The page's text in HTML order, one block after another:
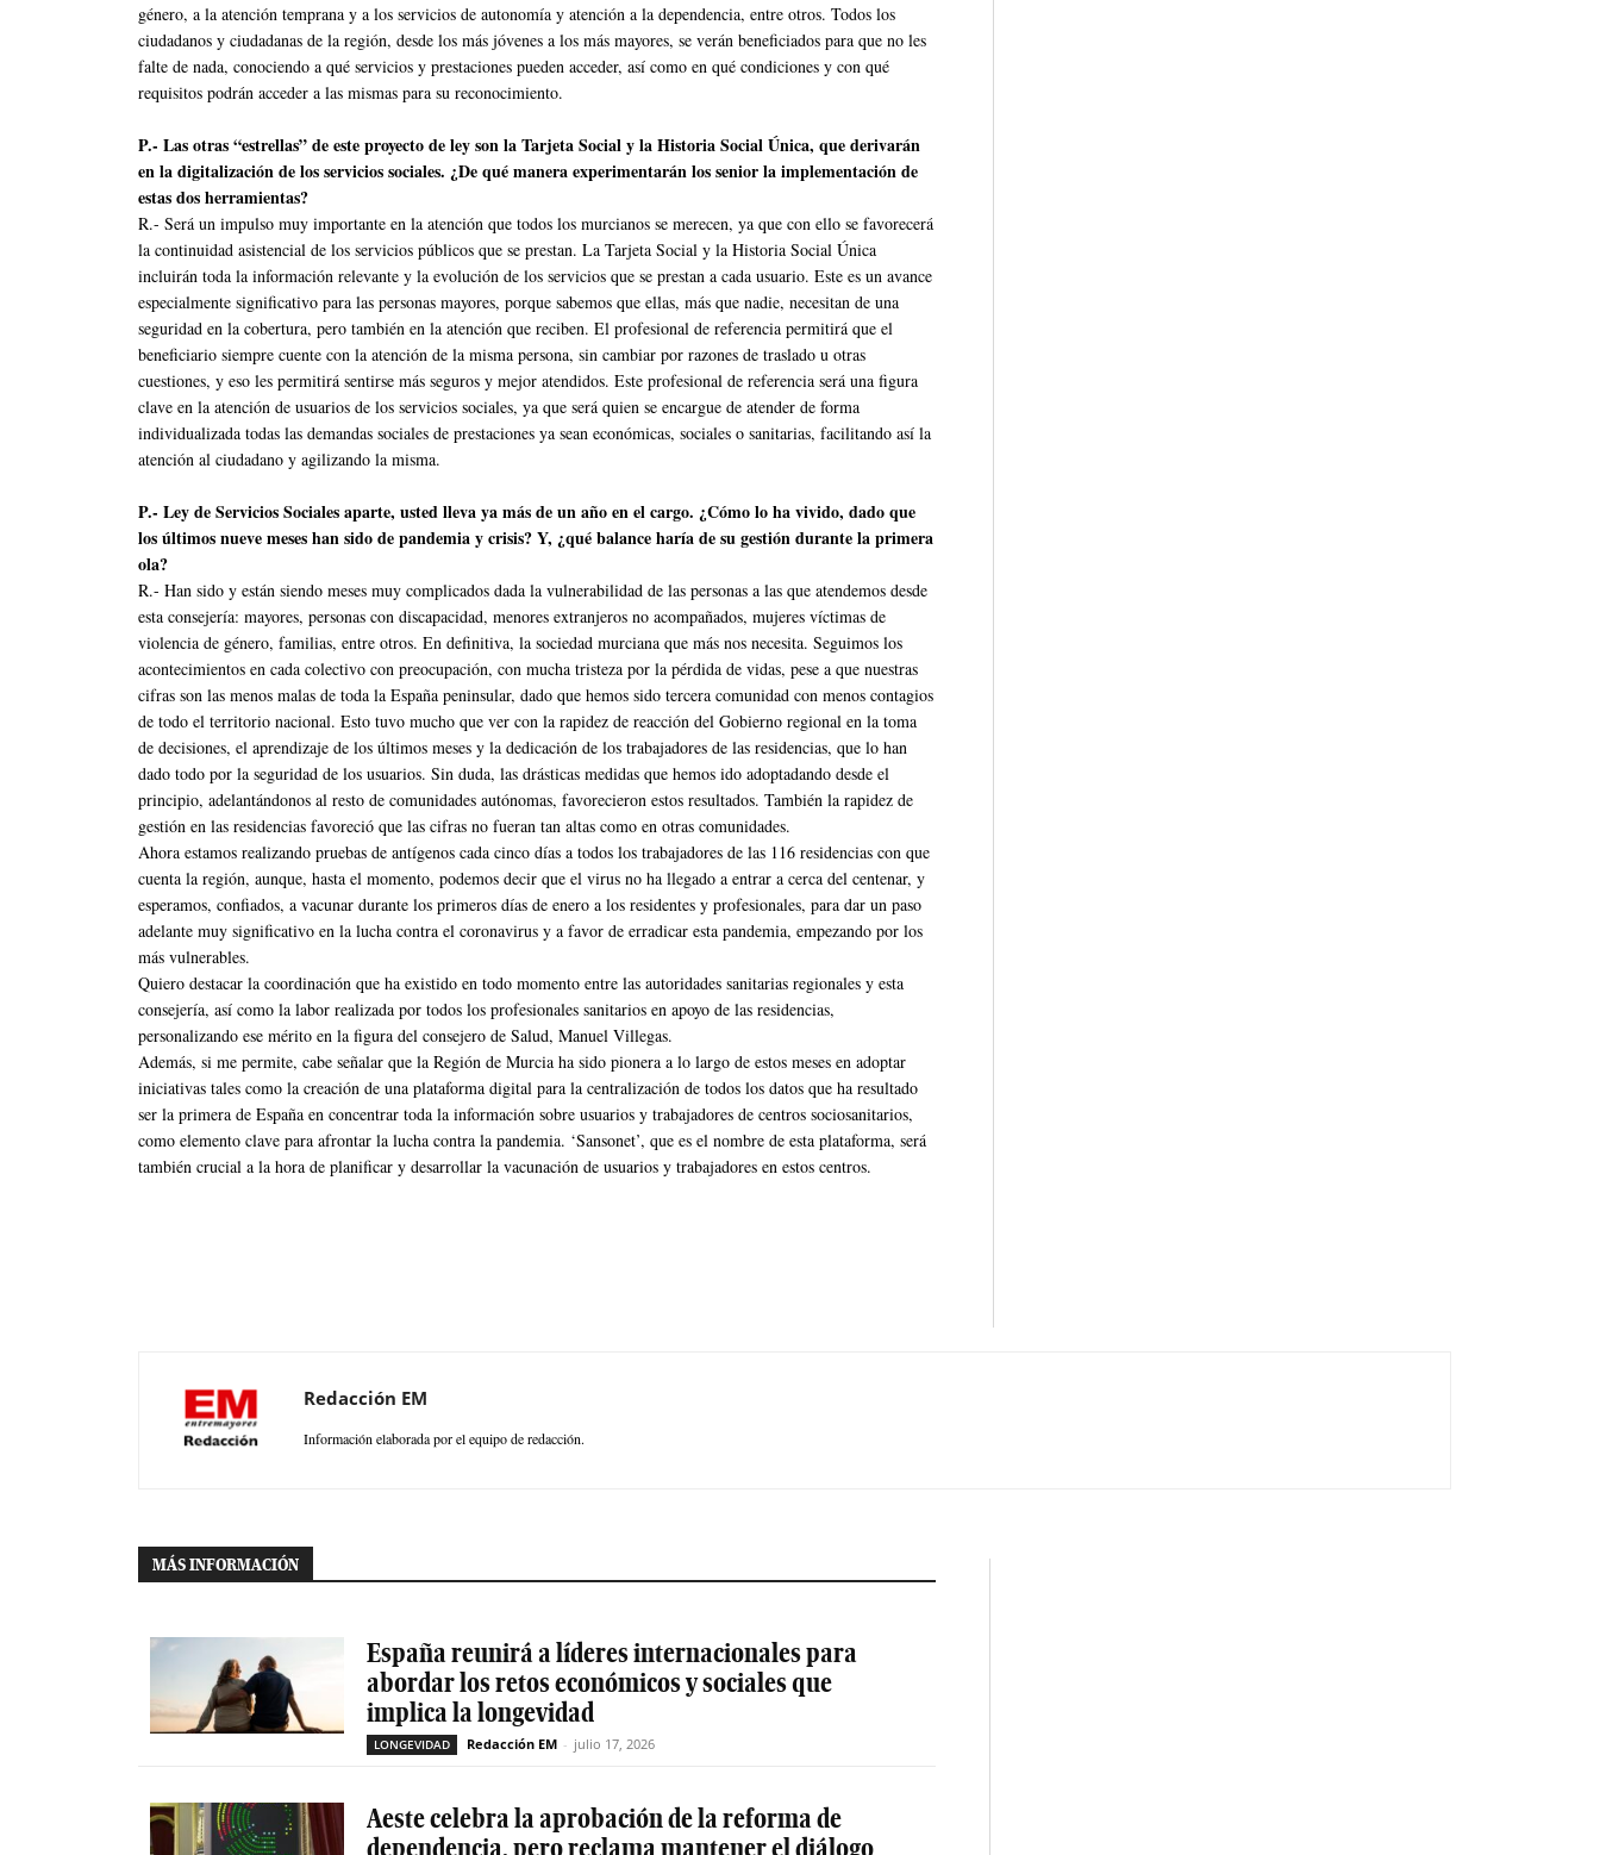
género, a la atención temprana y a los servicios de autonomía y atención a la dependencia, entre otros. Todos los
ciudadanos y ciudadanas de la región, desde los más jóvenes a los más mayores, se verán beneficiados para que no les
falte de nada, conociendo a qué servicios y prestaciones pueden acceder, así como en qué condiciones y con qué
requisitos podrán acceder a las mismas para su reconocimiento.
P.- Las otras “estrellas” de este proyecto de ley son la Tarjeta Social y la Historia Social Única, que derivarán
en la digitalización de los servicios sociales. ¿De qué manera experimentarán los senior la implementación de
estas dos herramientas?
R.- Será un impulso muy importante en la atención que todos los murcianos se merecen, ya que con ello se favorecerá
la continuidad asistencial de los servicios públicos que se prestan. La Tarjeta Social y la Historia Social Única
incluirán toda la información relevante y la evolución de los servicios que se prestan a cada usuario. Este es un avance
especialmente significativo para las personas mayores, porque sabemos que ellas, más que nadie, necesitan de una
seguridad en la cobertura, pero también en la atención que reciben. El profesional de referencia permitirá que el
beneficiario siempre cuente con la atención de la misma persona, sin cambiar por razones de traslado u otras
cuestiones, y eso les permitirá sentirse más seguros y mejor atendidos. Este profesional de referencia será una figura
clave en la atención de usuarios de los servicios sociales, ya que será quien se encargue de atender de forma
individualizada todas las demandas sociales de prestaciones ya sean económicas, sociales o sanitarias, facilitando así la
atención al ciudadano y agilizando la misma.
P.- Ley de Servicios Sociales aparte, usted lleva ya más de un año en el cargo. ¿Cómo lo ha vivido, dado que
los últimos nueve meses han sido de pandemia y crisis? Y, ¿qué balance haría de su gestión durante la primera
ola?
R.- Han sido y están siendo meses muy complicados dada la vulnerabilidad de las personas a las que atendemos desde
esta consejería: mayores, personas con discapacidad, menores extranjeros no acompañados, mujeres víctimas de
violencia de género, familias, entre otros. En definitiva, la sociedad murciana que más nos necesita. Seguimos los
acontecimientos en cada colectivo con preocupación, con mucha tristeza por la pérdida de vidas, pese a que nuestras
cifras son las menos malas de toda la España peninsular, dado que hemos sido tercera comunidad con menos contagios
de todo el territorio nacional. Esto tuvo mucho que ver con la rapidez de reacción del Gobierno regional en la toma
de decisiones, el aprendizaje de los últimos meses y la dedicación de los trabajadores de las residencias, que lo han
dado todo por la seguridad de los usuarios. Sin duda, las drásticas medidas que hemos ido adoptadando desde el
principio, adelantándonos al resto de comunidades autónomas, favorecieron estos resultados. También la rapidez de
gestión en las residencias favoreció que las cifras no fueran tan altas como en otras comunidades.
Ahora estamos realizando pruebas de antígenos cada cinco días a todos los trabajadores de las 116 residencias con que
cuenta la región, aunque, hasta el momento, podemos decir que el virus no ha llegado a entrar a cerca del centenar, y
esperamos, confiados, a vacunar durante los primeros días de enero a los residentes y profesionales, para dar un paso
adelante muy significativo en la lucha contra el coronavirus y a favor de erradicar esta pandemia, empezando por los
más vulnerables.
Quiero destacar la coordinación que ha existido en todo momento entre las autoridades sanitarias regionales y esta
consejería, así como la labor realizada por todos los profesionales sanitarios en apoyo de las residencias,
personalizando ese mérito en la figura del consejero de Salud, Manuel Villegas.
Además, si me permite, cabe señalar que la Región de Murcia ha sido pionera a lo largo de estos meses en adoptar
iniciativas tales como la creación de una plataforma digital para la centralización de todos los datos que ha resultado
ser la primera de España en concentrar toda la información sobre usuarios y trabajadores de centros sociosanitarios,
como elemento clave para afrontar la lucha contra la pandemia. ‘Sansonet’, que es el nombre de esta plataforma, será
también crucial a la hora de planificar y desarrollar la vacunación de usuarios y trabajadores en estos centros.
Redacción EM
Información elaborada por el equipo de redacción.
MÁS INFORMACIÓN
España reunirá a líderes internacionales para
abordar los retos económicos y sociales que
implica la longevidad
LONGEVIDAD Redacción EM - julio 17, 2026
Aeste celebra la aprobación de la reforma de
dependencia, pero reclama mantener el diálogo